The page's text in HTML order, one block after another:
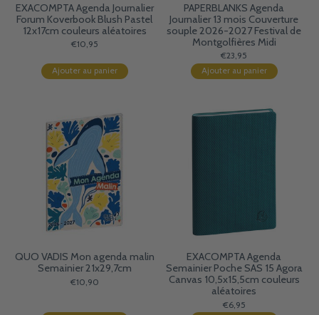
EXACOMPTA Agenda Journalier
Forum Koverbook Blush Pastel
12x17cm couleurs aléatoires
€10,95
Ajouter au panier
PAPERBLANKS Agenda
Journalier 13 mois Couverture
souple 2026-2027 Festival de
Montgolfières Midi
€23,95
Ajouter au panier
QUO VADIS Mon agenda malin
Semainier 21x29,7cm
€10,90
EXACOMPTA Agenda
Semainier Poche SAS 15 Agora
Canvas 10,5x15,5cm couleurs
aléatoires
€6,95